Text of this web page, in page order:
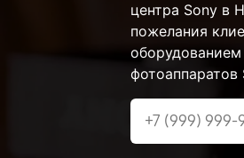
центра Sony в
пожелания
фотоаппаратов